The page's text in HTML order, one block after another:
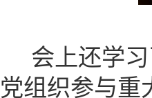
会上还学习
党组织参与重